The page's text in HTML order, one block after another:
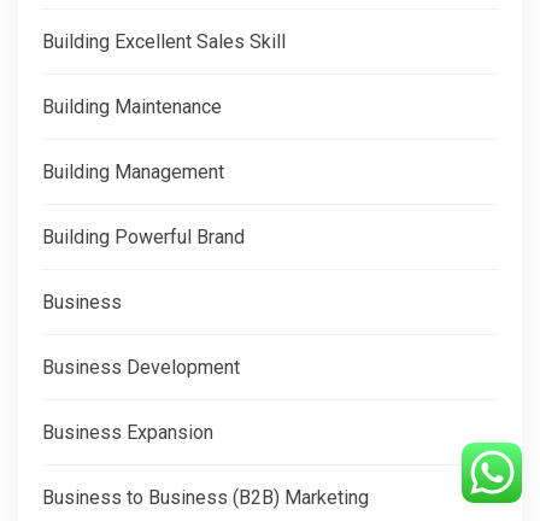
Building Excellent Sales Skill
Building Maintenance
Building Management
Building Powerful Brand
Business
Business Development
Business Expansion
Business to Business (B2B) Marketing